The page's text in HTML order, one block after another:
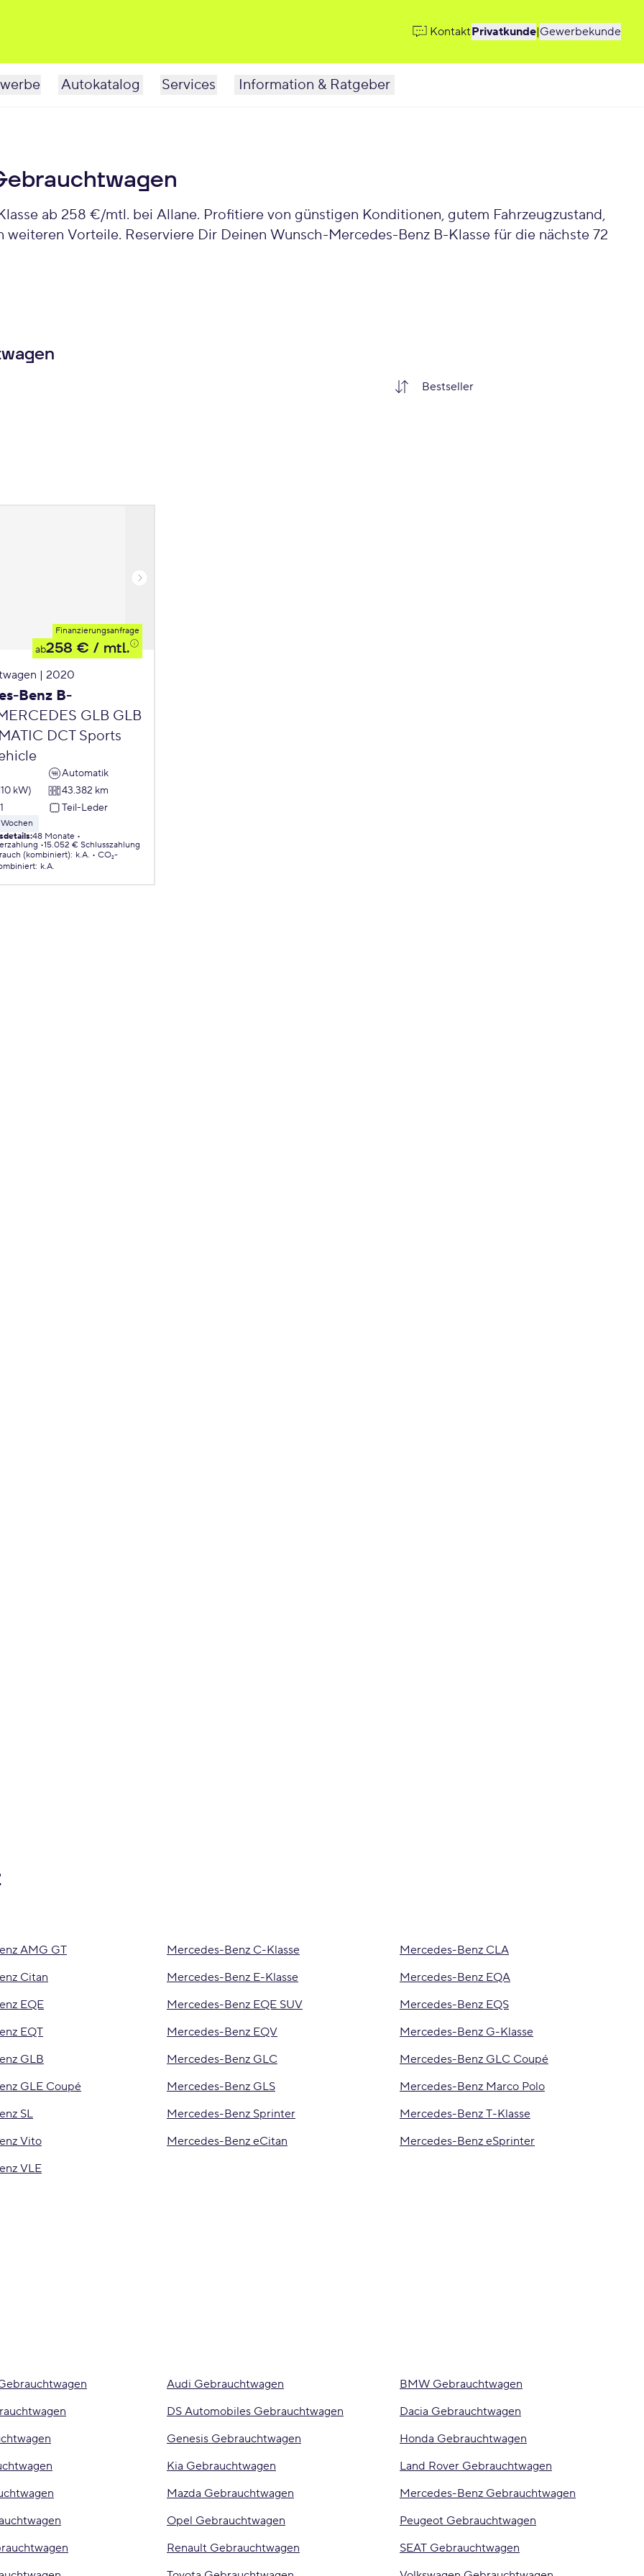
KontaktPrivatkunde|Gewerbekunde
Autokatalog Services Information & Ratgeber
ab 258 €/mtl. bei Allane. Profitiere von günstigen Konditionen, gutem Fahrzeugzustand,
Vorteile. Reserviere Dir Deinen Wunsch-Mercedes-Benz B-Klasse für die nächste 72
Finanzierungsanfrage
ab258 € / mtl.
| 2020
Benz B-
GLB GLB
DCT Sports
Automatik
kW)
43.382 km
Teil-Leder
:48 Monate
15.052 € Schlusszahlung
(kombiniert): k.A.
CO₂-
: k.A.
AMG GT Mercedes-Benz C-Klasse
Mercedes-Benz CLA
Citan Mercedes-Benz E-Klasse
Mercedes-Benz EQA
EQE Mercedes-Benz EQE SUV
Mercedes-Benz EQS
EQT Mercedes-Benz EQV
Mercedes-Benz G-Klasse
GLB Mercedes-Benz GLC
Mercedes-Benz GLC Coupé
GLE Coupé Mercedes-Benz GLS
Mercedes-Benz Marco Polo
SL Mercedes-Benz Sprinter
Mercedes-Benz T-Klasse
Vito Mercedes-Benz eCitan
Mercedes-Benz eSprinter
VLE
Audi Gebrauchtwagen
BMW Gebrauchtwagen
DS Automobiles Gebrauchtwagen
Dacia Gebrauchtwagen
Genesis Gebrauchtwagen
Honda Gebrauchtwagen
Kia Gebrauchtwagen
Land Rover Gebrauchtwagen
Mazda Gebrauchtwagen
Mercedes-Benz Gebrauchtwagen
Opel Gebrauchtwagen
Peugeot Gebrauchtwagen
Renault Gebrauchtwagen
SEAT Gebrauchtwagen